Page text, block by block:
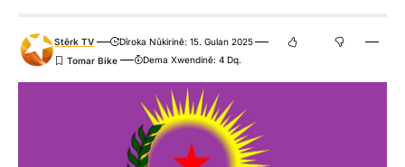
Stêrk TV
Dîroka Nûkirinê: 15. Gulan 2025
Dema Xwendinê: 4 Dq.